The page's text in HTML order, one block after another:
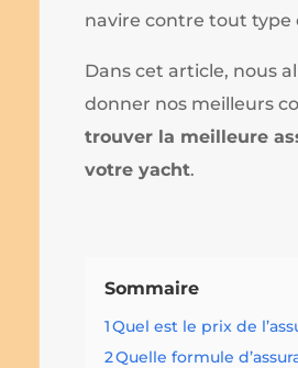
navire contre tout type
Dans cet article, nous
donner nos meilleurs
trouver la meilleure
votre yacht.
Sommaire
1Quel est le prix de
2Quelle formule